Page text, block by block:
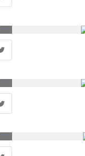
2560x1600 - Fondo de pantalla de 2560x1600. Wallpaper de sombrillas de colores.
1920x1200 - Fondo de pantalla de 1920x1200. Imágen de sombrillas de colores.
1288x844 - Fondo de pantalla de 1288x844. Fondo de pantalla de sombrillas de colores.